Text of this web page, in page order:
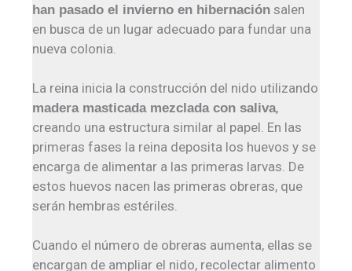
han pasado el invierno en hibernación salen
en busca de un lugar adecuado para fundar una
nueva colonia.
La reina inicia la construcción del nido utilizando
madera masticada mezclada con saliva,
creando una estructura similar al papel. En las
primeras fases la reina deposita los huevos y se
encarga de alimentar a las primeras larvas. De
estos huevos nacen las primeras obreras, que
serán hembras estériles.
Cuando el número de obreras aumenta, ellas se
encargan de ampliar el nido, recolectar alimento